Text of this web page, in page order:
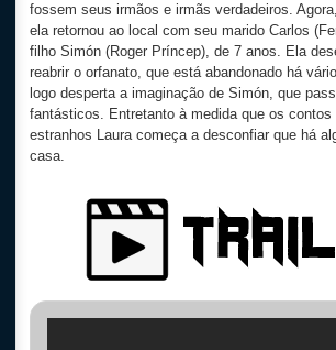
fossem seus irmãos e irmãs verdadeiros.
ela retornou ao local com seu marido Carlos
filho Simón (Roger Príncep), de 7 anos. Ela
reabrir o orfanato, que está abandonado há
logo desperta a imaginação de Simón, que
fantásticos. Entretanto à medida que os contos
estranhos Laura começa a desconfiar que há
casa.